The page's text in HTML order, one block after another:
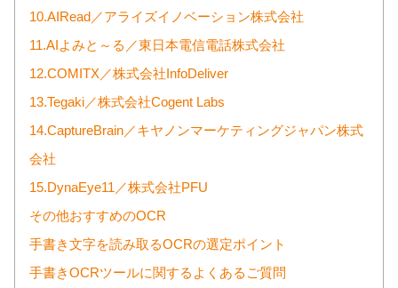
10.AIRead／アライズイノベーション株式会社
11.AIよみと～る／東日本電信電話株式会社
12.COMITX／株式会社InfoDeliver
13.Tegaki／株式会社Cogent Labs
14.CaptureBrain／キヤノンマーケティングジャパン株式
会社
15.DynaEye11／株式会社PFU
その他おすすめのOCR
手書き文字を読み取るOCRの選定ポイント
手書きOCRツールに関するよくあるご質問